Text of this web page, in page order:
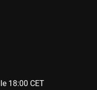
18:00 CET